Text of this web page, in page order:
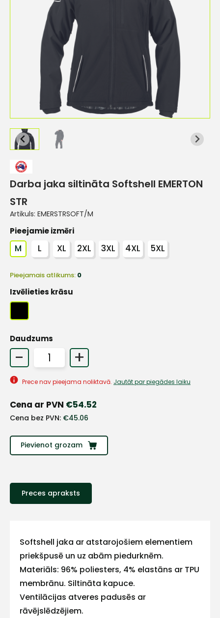
Darba jaka siltināta Softshell EMERTON
STR
Artikuls: EMERSTRSOFT/M
Pieejamie izmēri
M L XL 2XL 3XL 4XL 5XL
Pieejamais atlikums: 0
Izvēlieties krāsu
Daudzums
- +
Prece nav pieejama noliktavā. Jautāt par piegādes laiku
Cena ar PVN €54.52
Cena bez PVN: €45.06
Pievienot grozam
Preces apraksts
Softshell jaka ar atstarojošiem elementiem
priekšpusē un uz abām piedurknēm.
Materiāls: 96% poliesters, 4% elastāns ar TPU
membrānu. Siltināta kapuce.
Ventilācijas atveres padusēs ar
rāvējslēdzējiem.
ar
mums!
Atbildēsim
pēc
+